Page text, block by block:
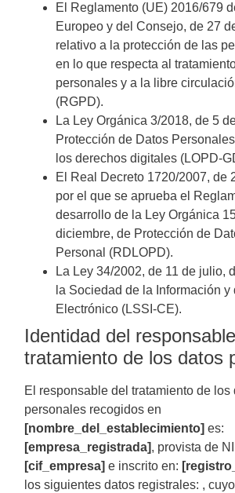
El Reglamento (UE) 2016/679
Europeo y del Consejo, de 27
relativo a la protección de las
en lo que respecta al
personales y a la libre
(RGPD).
La Ley Orgánica 3/2018, de 5
Protección de Datos
los derechos digitales (LOPD-
El Real Decreto 1720/2007, de
por el que se aprueba el
desarrollo de la Ley Orgánica
diciembre, de Protección de
Personal (RDLOPD).
La Ley 34/2002, de 11 de julio,
la Sociedad de la Información y
Electrónico (LSSI-CE).
Identidad del
tratamiento de los datos
El responsable del tratamiento de los
personales recogidos en
[nombre_del_establecimiento] es:
[empresa_registrada], provista de
[cif_empresa] e inscrito en:
los siguientes datos registrales: ,